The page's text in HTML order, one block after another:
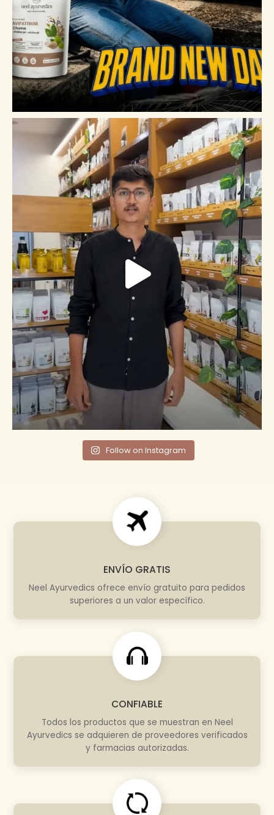
Follow on Instagram
ENVÍO GRATIS
Neel Ayurvedics ofrece envío gratuito para pedidos
superiores a un valor específico.
CONFIABLE
Todos los productos que se muestran en Neel
Ayurvedics se adquieren de proveedores verificados
y farmacias autorizadas.